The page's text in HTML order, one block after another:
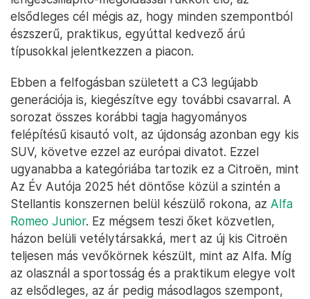
elsődleges cél mégis az, hogy minden szempontból
észszerű, praktikus, egyúttal kedvező árú
típusokkal jelentkezzen a piacon.
Ebben a felfogásban született a C3 legújabb
generációja is, kiegészítve egy további csavarral. A
sorozat összes korábbi tagja hagyományos
felépítésű kisautó volt, az újdonság azonban egy kis
SUV, követve ezzel az európai divatot. Ezzel
ugyanabba a kategóriába tartozik ez a Citroën, mint
Az Év Autója 2025 hét döntőse közül a szintén a
Stellantis konszernen belül készülő rokona, az Alfa
Romeo Junior. Ez mégsem teszi őket közvetlen,
házon belüli vetélytársakká, mert az új kis Citroën
teljesen más vevőkörnek készült, mint az Alfa. Míg
az olasznál a sportosság és a praktikum elegye volt
az elsődleges, az ár pedig másodlagos szempont,